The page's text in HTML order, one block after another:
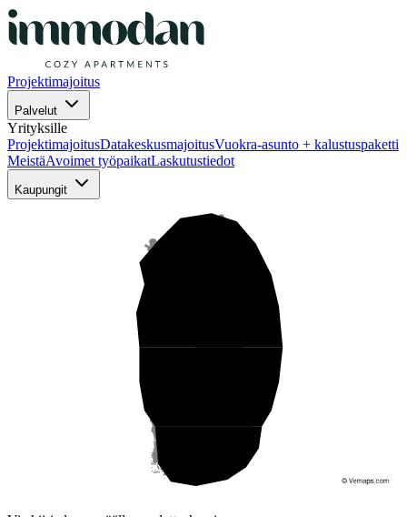
Projektimajoitus
Palvelut
Yrityksille
ProjektimajoitusDatakeskusmajoitusVuokra-asunto + kalustuspaketti
MeistäAvoimet työpaikatLaskutustiedot
Kaupungit